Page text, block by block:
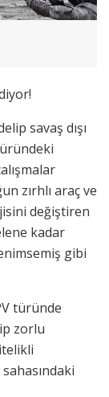
savaş dışı
zırhlı araç ve
değiştiren
kadar
gibi
türünde
zorlu